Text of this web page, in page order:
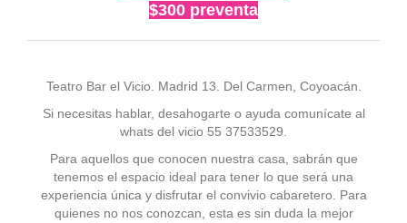
$300 preventa
Teatro Bar el Vicio. Madrid 13. Del Carmen, Coyoacán.
Si necesitas hablar, desahogarte o ayuda comunícate al
whats del vicio 55 37533529.
Para aquellos que conocen nuestra casa, sabrán que
tenemos el espacio ideal para tener lo que será una
experiencia única y disfrutar el convivio cabaretero. Para
quienes no nos conozcan, esta es sin duda la mejor